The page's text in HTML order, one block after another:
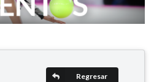
Regresar